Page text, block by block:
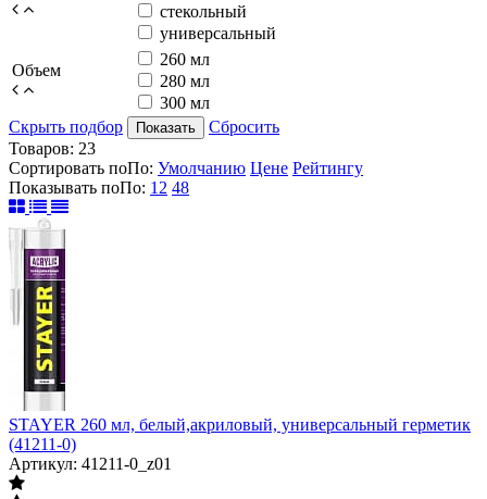
стекольный
универсальный
Объем
260 мл
280 мл
300 мл
Скрыть подбор
Показать
Сбросить
Товаров: 23
Сортировать поПо: Умолчанию Цене Рейтингу
Показывать поПо: 12 48
STAYER 260 мл, белый,акриловый, универсальный герметик
(41211-0)
Артикул: 41211-0_z01